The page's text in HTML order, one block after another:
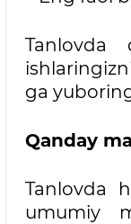
Tanlovda
ga
Qanday
Tanlovda
umumiy